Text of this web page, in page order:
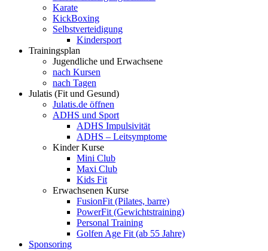
Karate
KickBoxing
Selbstverteidigung
Kindersport
Trainingsplan
Jugendliche und Erwachsene
nach Kursen
nach Tagen
Julatis (Fit und Gesund)
Julatis.de öffnen
ADHS und Sport
ADHS Impulsivität
ADHS – Leitsymptome
Kinder Kurse
Mini Club
Maxi Club
Kids Fit
Erwachsenen Kurse
FusionFit (Pilates, barre)
PowerFit (Gewichtstraining)
Personal Training
Golfen Age Fit (ab 55 Jahre)
Sponsoring